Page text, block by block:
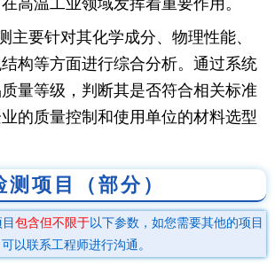
高温工业领域发挥着重要作用。
主要针对其化学成分、物理性能、
构等方面进行综合分析。通过系统
量等级，判断其是否符合相关标准
的质量控制和使用单位的材料选型
测项目（部分）
包含但不限于以下参数，如您需要其他的项目
可以联系工程师进行沟通。